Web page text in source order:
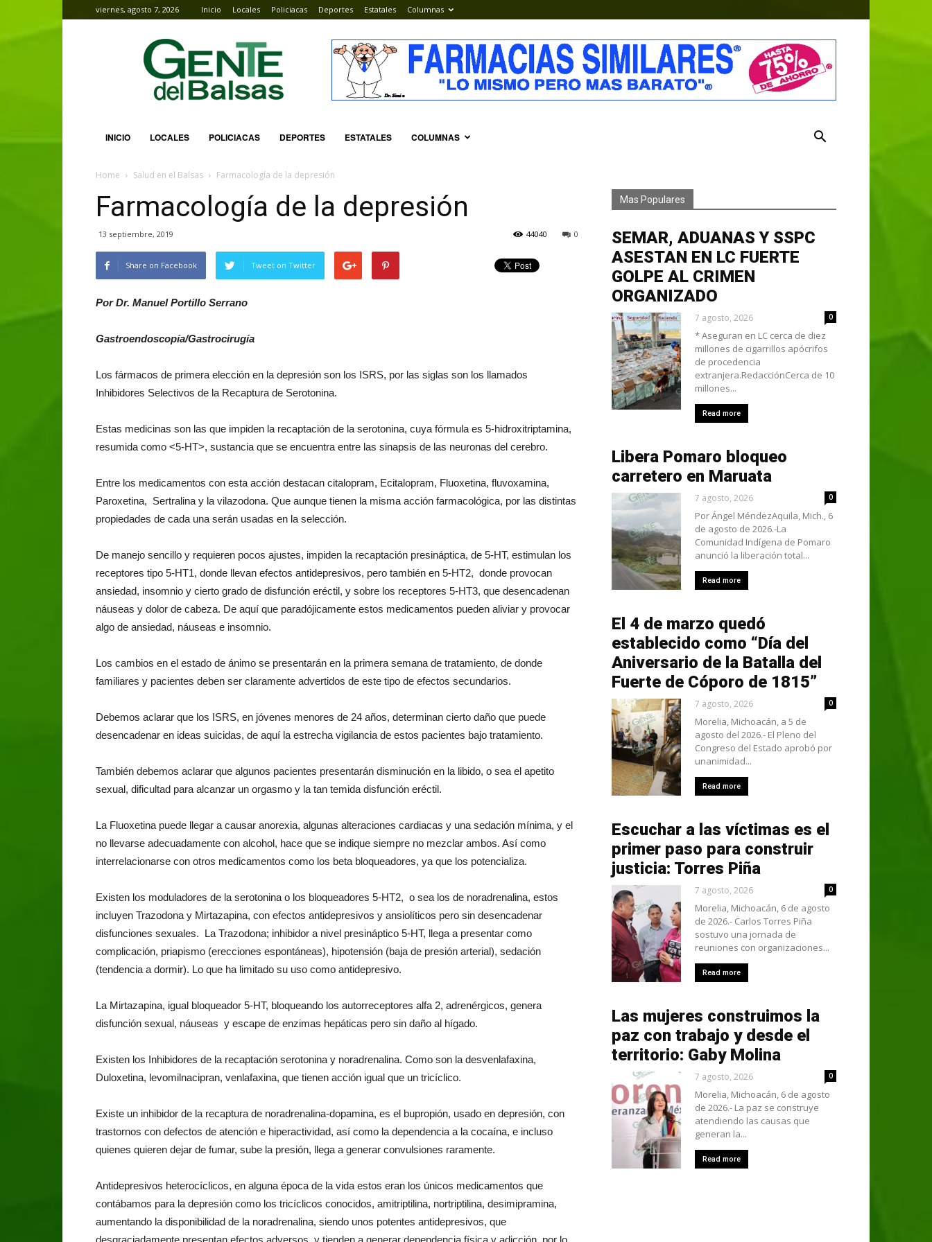
viernes, agosto 7, 2026 Inicio Locales Policiacas Deportes Estatales Columnas
Gente
del
Balsas
INICIO LOCALES POLICIACAS DEPORTES ESTATALES COLUMNAS
Home Salud en el Balsas Farmacología de la depresión
Farmacología de la depresión
13 septiembre, 2019 0
44040
Share on Facebook Tweet on Twitter
Por Dr. Manuel Portillo Serrano
Gastroendoscopía/Gastrocirugía
Los fármacos de primera elección en la depresión son los ISRS, por las siglas son los llamados
Inhibidores Selectivos de la Recaptura de Serotonina.
Estas medicinas son las que impiden la recaptación de la serotonina, cuya fórmula es 5-hidroxitriptamina,
resumida como <5-HT>, sustancia que se encuentra entre las sinapsis de las neuronas del cerebro.
Entre los medicamentos con esta acción destacan citalopram, Ecitalopram, Fluoxetina, fluvoxamina,
Paroxetina, Sertralina y la vilazodona. Que aunque tienen la misma acción farmacológica, por las distintas
propiedades de cada una serán usadas en la selección.
De manejo sencillo y requieren pocos ajustes, impiden la recaptación presináptica, de 5-HT, estimulan los
receptores tipo 5-HT1, donde llevan efectos antidepresivos, pero también en 5-HT2, donde provocan
ansiedad, insomnio y cierto grado de disfunción eréctil, y sobre los receptores 5-HT3, que desencadenan
náuseas y dolor de cabeza. De aquí que paradójicamente estos medicamentos pueden aliviar y provocar
algo de ansiedad, náuseas e insomnio.
Los cambios en el estado de ánimo se presentarán en la primera semana de tratamiento, de donde
familiares y pacientes deben ser claramente advertidos de este tipo de efectos secundarios.
Debemos aclarar que los ISRS, en jóvenes menores de 24 años, determinan cierto daño que puede
desencadenar en ideas suicidas, de aquí la estrecha vigilancia de estos pacientes bajo tratamiento.
También debemos aclarar que algunos pacientes presentarán disminución en la libido, o sea el apetito
sexual, dificultad para alcanzar un orgasmo y la tan temida disfunción eréctil.
La Fluoxetina puede llegar a causar anorexia, algunas alteraciones cardiacas y una sedación mínima, y el
no llevarse adecuadamente con alcohol, hace que se indique siempre no mezclar ambos. Así como
interrelacionarse con otros medicamentos como los beta bloqueadores, ya que los potencializa.
Existen los moduladores de la serotonina o los bloqueadores 5-HT2, o sea los de noradrenalina, estos
incluyen Trazodona y Mirtazapina, con efectos antidepresivos y ansiolíticos pero sin desencadenar
disfunciones sexuales. La Trazodona; inhibidor a nivel presináptico 5-HT, llega a presentar como
complicación, priapismo (erecciones espontáneas), hipotensión (baja de presión arterial), sedación
(tendencia a dormir). Lo que ha limitado su uso como antidepresivo.
La Mirtazapina, igual bloqueador 5-HT, bloqueando los autorreceptores alfa 2, adrenérgicos, genera
disfunción sexual, náuseas y escape de enzimas hepáticas pero sin daño al hígado.
Existen los Inhibidores de la recaptación serotonina y noradrenalina. Como son la desvenlafaxina,
Duloxetina, levomilnacipran, venlafaxina, que tienen acción igual que un tricíclico.
Existe un inhibidor de la recaptura de noradrenalina-dopamina, es el bupropión, usado en depresión, con
trastornos con defectos de atención e hiperactividad, así como la dependencia a la cocaína, e incluso
quienes quieren dejar de fumar, sube la presión, llega a generar convulsiones raramente.
Antidepresivos heterocíclicos, en alguna época de la vida estos eran los únicos medicamentos que
contábamos para la depresión como los tricíclicos conocidos, amitriptilina, nortriptilina, desimipramina,
aumentando la disponibilidad de la noradrenalina, siendo unos potentes antidepresivos, que
desgraciadamente presentan efectos adversos, y tienden a generar dependencia física y adicción, por lo
Mas Populares
SEMAR, ADUANAS Y SSPC
ASESTAN EN LC FUERTE
GOLPE AL CRIMEN
ORGANIZADO
7 agosto, 2026 0
* Aseguran en LC cerca de diez
millones de cigarrillos apócrifos
de procedencia
extranjera.RedacciónCerca de 10
millones...
Read more
Libera Pomaro bloqueo
carretero en Maruata
7 agosto, 2026 0
Por Ángel MéndezAquila, Mich., 6
de agosto de 2026.-La
Comunidad Indígena de Pomaro
anunció la liberación total...
Read more
El 4 de marzo quedó
establecido como “Día del
Aniversario de la Batalla del
Fuerte de Cóporo de 1815”
7 agosto, 2026 0
Morelia, Michoacán, a 5 de
agosto del 2026.- El Pleno del
Congreso del Estado aprobó por
unanimidad...
Read more
Escuchar a las víctimas es el
primer paso para construir
justicia: Torres Piña
7 agosto, 2026 0
Morelia, Michoacán, 6 de agosto
de 2026.- Carlos Torres Piña
sostuvo una jornada de
reuniones con organizaciones...
Read more
Las mujeres construimos la
paz con trabajo y desde el
territorio: Gaby Molina
7 agosto, 2026 0
Morelia, Michoacán, 6 de agosto
de 2026.- La paz se construye
atendiendo las causas que
generan la...
Read more